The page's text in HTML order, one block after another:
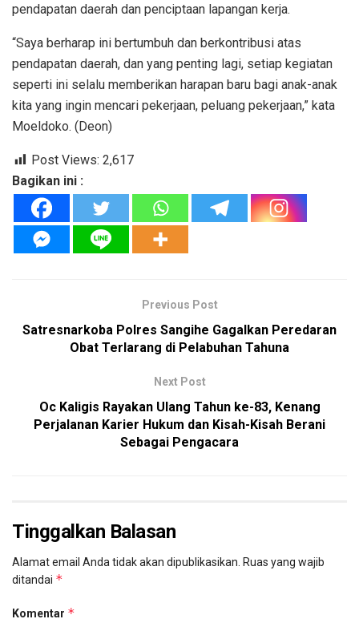
pendapatan daerah dan penciptaan lapangan kerja.
“Saya berharap ini bertumbuh dan berkontribusi atas
pendapatan daerah, dan yang penting lagi, setiap kegiatan
seperti ini selalu memberikan harapan baru bagi anak-anak
kita yang ingin mencari pekerjaan, peluang pekerjaan,” kata
Moeldoko. (Deon)
Post Views: 2,617
Bagikan ini :
Previous Post
Satresnarkoba Polres Sangihe Gagalkan Peredaran
Obat Terlarang di Pelabuhan Tahuna
Next Post
Oc Kaligis Rayakan Ulang Tahun ke-83, Kenang
Perjalanan Karier Hukum dan Kisah-Kisah Berani
Sebagai Pengacara
Tinggalkan Balasan
Alamat email Anda tidak akan dipublikasikan. Ruas yang wajib
ditandai *
Komentar *